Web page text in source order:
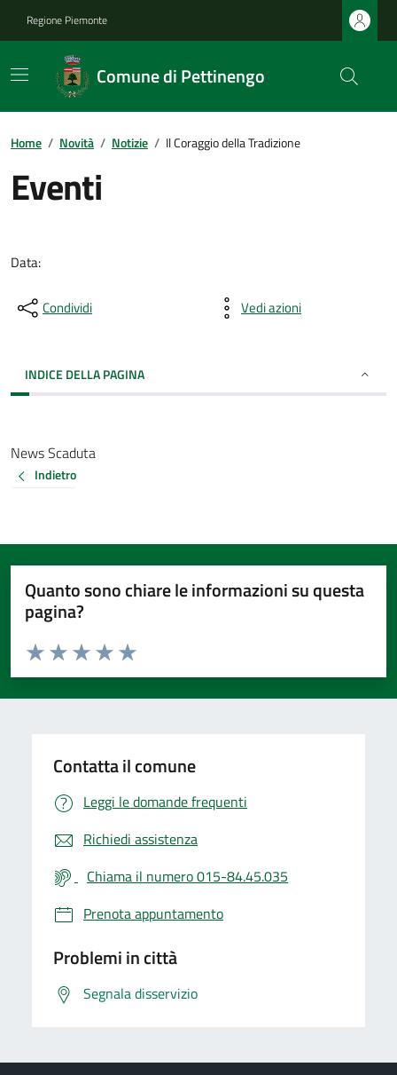
Regione Piemonte
Comune di Pettinengo
Home / Novità / Notizie / Il Coraggio della Tradizione
Eventi
Data:
Condividi Vedi azioni
INDICE DELLA PAGINA
News Scaduta
Indietro
Quanto sono chiare le informazioni su questa
pagina?
Valuta da 1 a 5 stelle la pagina
Valuta 5 stelle su 5
Valuta 4 stelle su 5
Valuta 3 stelle su 5
Valuta 2 stelle su 5
Valuta 1 stelle su 5
Contatta il comune
Leggi le domande frequenti
Richiedi assistenza
Chiama il numero 015-84.45.035
Prenota appuntamento
Problemi in città
Segnala disservizio